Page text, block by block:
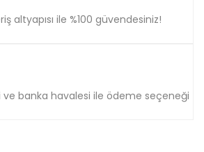
altyapısı ile %100 güvendesiniz!
ve banka havalesi ile ödeme seçeneği